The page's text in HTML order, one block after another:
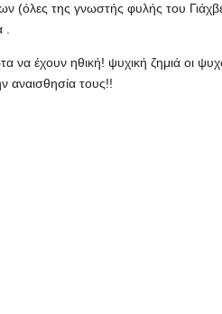
(όλες της γνωστής φυλής του
να έχουν ηθική! ψυχική ζημιά οι
αναισθησία τους!!